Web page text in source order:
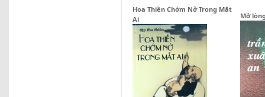
Hoa Thiền Chớm Nở Trong Mắt
Ai
Mở